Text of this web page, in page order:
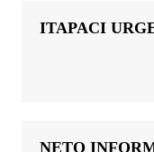
ITAPACI
NETO